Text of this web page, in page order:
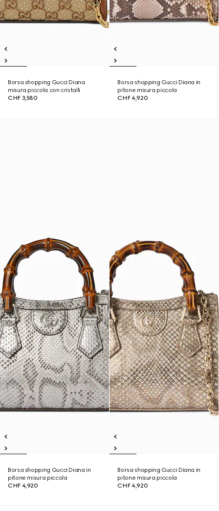
Borsa shopping Gucci Diana
misura piccola con cristalli
CHF 3,580
Borsa shopping Gucci Diana in
pitone misura piccola
CHF 4,920
Borsa shopping Gucci Diana in
pitone misura piccola
CHF 4,920
Borsa shopping Gucci Diana in
pitone misura piccola
CHF 4,920